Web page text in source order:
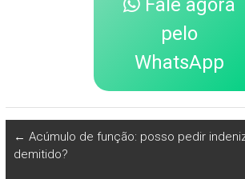
Fale agora
pelo
WhatsApp
← Acúmulo de função: posso pedir
demitido?